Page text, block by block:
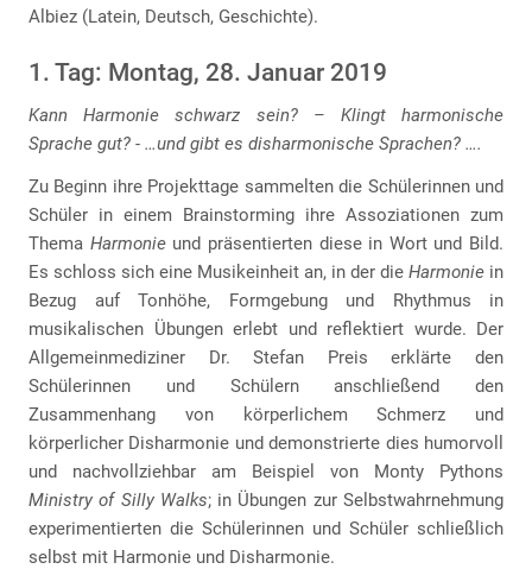
Albiez (Latein, Deutsch, Geschichte).
1. Tag: Montag, 28. Januar 2019
Kann Harmonie schwarz sein? – Klingt harmonische
Sprache gut? - …und gibt es disharmonische Sprachen? ….
Zu Beginn ihre Projekttage sammelten die Schülerinnen und
Schüler in einem Brainstorming ihre Assoziationen zum
Thema Harmonieund präsentierten diese in Wort und Bild.
Es schloss sich eine Musikeinheit an, in der die Harmonie in
Bezug auf Tonhöhe, Formgebung und Rhythmus in
musikalischen Übungen erlebt und reflektiert wurde. Der
Allgemeinmediziner Dr. Stefan Preis erklärte den
Schülerinnen und Schülern anschließend den
Zusammenhang von körperlichem Schmerz und
körperlicher Disharmonie und demonstrierte dies humorvoll
und nachvollziehbar am Beispiel von Monty Pythons
Ministry of Silly Walks; in Übungen zur Selbstwahrnehmung
experimentierten die Schülerinnen und Schüler schließlich
selbst mit Harmonie und Disharmonie.